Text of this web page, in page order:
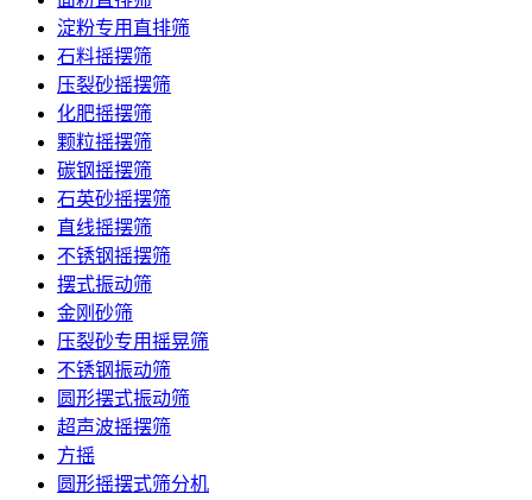
淀粉专用直排筛
石料摇摆筛
压裂砂摇摆筛
化肥摇摆筛
颗粒摇摆筛
碳钢摇摆筛
石英砂摇摆筛
直线摇摆筛
不锈钢摇摆筛
摆式振动筛
金刚砂筛
压裂砂专用摇晃筛
不锈钢振动筛
圆形摆式振动筛
超声波摇摆筛
方摇
圆形摇摆式筛分机